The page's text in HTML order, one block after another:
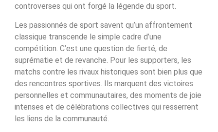
controverses qui ont forgé la légende du sport.
Les passionnés de sport savent qu’un affrontement
classique transcende le simple cadre d’une
compétition. C’est une question de fierté, de
suprématie et de revanche. Pour les supporters, les
matchs contre les rivaux historiques sont bien plus que
des rencontres sportives. Ils marquent des victoires
personnelles et communautaires, des moments de joie
intenses et de célébrations collectives qui resserrent
les liens de la communauté.